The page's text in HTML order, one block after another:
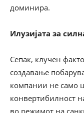
доминира.
Илузијата за
Сепак, клучен
создавање
компании не само
конвертибилност
во режимот на